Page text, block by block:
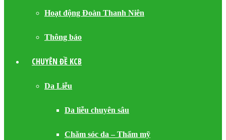
Hoạt động Đoàn Thanh Niên
Thông báo
CHUYÊN ĐỀ KCB
Da Liễu
Da liễu chuyên sâu
Chăm sóc da – Thẩm mỹ